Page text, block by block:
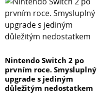
Nintendo Switch 2 po
prvním roce. Smysluplný
upgrade s jediným
důležitým nedostatkem